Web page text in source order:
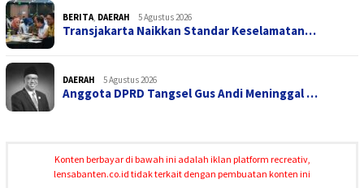
BERITA, DAERAH 5 Agustus 2026
Transjakarta Naikkan Standar Keselamatan…
DAERAH 5 Agustus 2026
Anggota DPRD Tangsel Gus Andi Meninggal …
Konten berbayar di bawah ini adalah iklan platform recreativ,
lensabanten.co.id tidak terkait dengan pembuatan konten ini